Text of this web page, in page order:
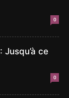
0
ce
0